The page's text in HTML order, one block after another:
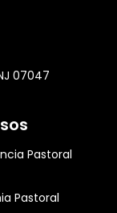
07047
Pastoral
Pastoral